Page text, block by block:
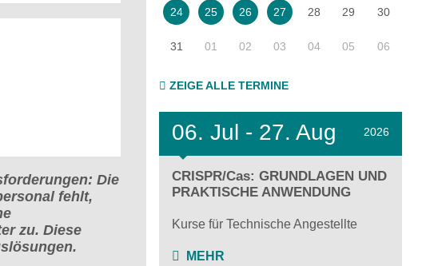
Die
fehlt,
zu. Diese
24 25 26 27 28 29 30
31 01 02 03 04 05 06
ZEIGE ALLE TERMINE
06. Jul - 27. Aug 2026
CRISPR/Cas: GRUNDLAGEN UND
PRAKTISCHE ANWENDUNG
Kurse für Technische Angestellte
MEHR